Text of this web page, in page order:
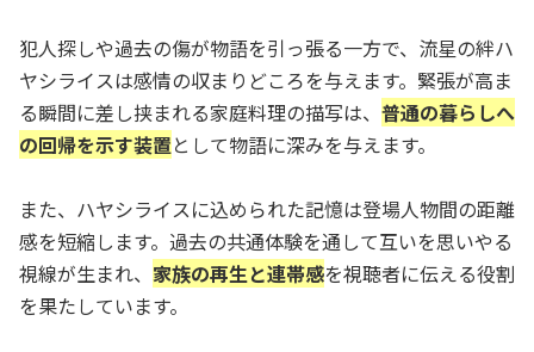
犯人探しや過去の傷が物語を引っ張る一方で、流星の絆ハ
ヤシライスは感情の収まりどころを与えます。緊張が高ま
る瞬間に差し挟まれる家庭料理の描写は、 普通の暮らしへ
の回帰を示す装置として物語に深みを与えます。
また、ハヤシライスに込められた記憶は登場人物間の距離
感を短縮します。過去の共通体験を通して互いを思いやる
視線が生まれ、 家族の再生と連帯感を視聴者に伝える役割
を果たしています。